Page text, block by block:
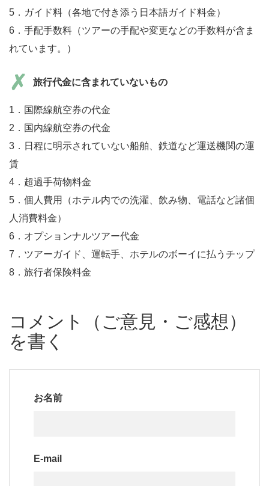
5．ガイド料（各地で付き添う日本語ガイド料金）
6．手配手数料（ツアーの手配や変更などの手数料が含ま
れています。）
旅行代金に含まれていないもの
1．国際線航空券の代金
2．国内線航空券の代金
3．日程に明示されていない船舶、鉄道など運送機関の運
賃
4．超過手荷物料金
5．個人費用（ホテル内での洗濯、飲み物、電話など諸個
人消費料金）
6．オプションナルツアー代金
7．ツアーガイド、運転手、ホテルのボーイに払うチップ
8．旅行者保険料金
コメント（ご意見・ご感想）
を書く
お名前
E-mail